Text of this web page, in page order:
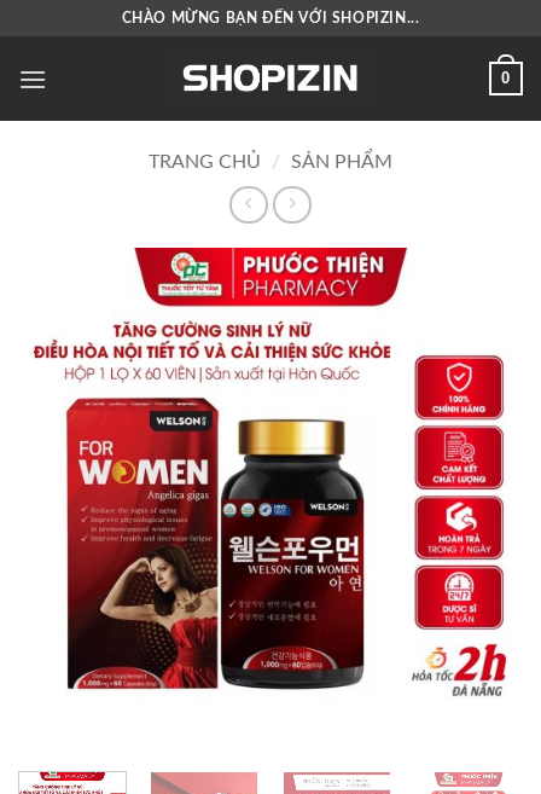
nội
CHÀO MỪNG BẠN ĐẾN VỚI SHOPIZIN...
0
TRANG CHỦ / SẢN PHẨM